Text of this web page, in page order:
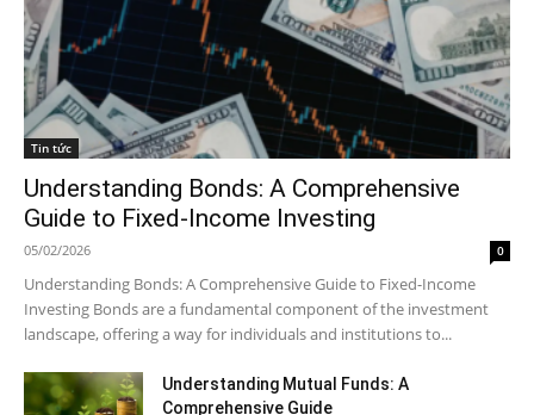
Tin tức
Understanding Bonds: A Comprehensive
Guide to Fixed-Income Investing
05/02/2026 0
Understanding Bonds: A Comprehensive Guide to Fixed-Income
Investing Bonds are a fundamental component of the investment
landscape, offering a way for individuals and institutions to...
Understanding Mutual Funds: A
Comprehensive Guide